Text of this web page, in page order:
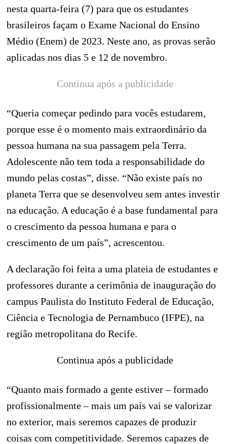
nesta quarta-feira (7) para que os estudantes
brasileiros façam o Exame Nacional do Ensino
Médio (Enem) de 2023. Neste ano, as provas serão
aplicadas nos dias 5 e 12 de novembro.
Continua após a publicidade
“Queria começar pedindo para vocês estudarem,
porque esse é o momento mais extraordinário da
pessoa humana na sua passagem pela Terra.
Adolescente não tem toda a responsabilidade do
mundo pelas costas”, disse. “Não existe país no
planeta Terra que se desenvolveu sem antes investir
na educação. A educação é a base fundamental para
o crescimento da pessoa humana e para o
crescimento de um país”, acrescentou.
A declaração foi feita a uma plateia de estudantes e
professores durante a cerimônia de inauguração do
campus Paulista do Instituto Federal de Educação,
Ciência e Tecnologia de Pernambuco (IFPE), na
região metropolitana do Recife.
Continua após a publicidade
“Quanto mais formado a gente estiver – formado
profissionalmente – mais um país vai se valorizar
no exterior, mais seremos capazes de produzir
coisas com competitividade. Seremos capazes de